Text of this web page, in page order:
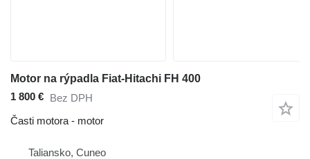
Motor na rýpadla Fiat-Hitachi FH 400
1 800 € Bez DPH
Časti motora - motor
Taliansko, Cuneo